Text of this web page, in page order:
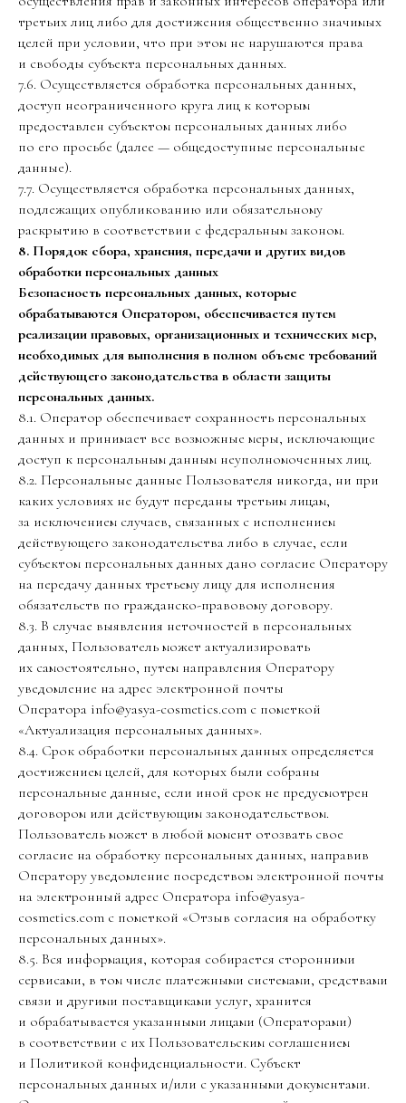
третьих лиц либо для достижения общественно значимых
целей при условии, что при этом не нарушаются права
и свободы субъекта персональных данных.
7.6. Осуществляется обработка персональных данных,
доступ неограниченного круга лиц к которым
предоставлен субъектом персональных данных либо
по его просьбе (далее — общедоступные персональные
данные).
7.7. Осуществляется обработка персональных данных,
подлежащих опубликованию или обязательному
раскрытию в соответствии с федеральным законом.
8. Порядок сбора, хранения, передачи и других видов
обработки персональных данных
Безопасность персональных данных, которые
обрабатываются Оператором, обеспечивается путем
реализации правовых, организационных и технических мер,
необходимых для выполнения в полном объеме требований
действующего законодательства в области защиты
персональных данных.
8.1. Оператор обеспечивает сохранность персональных
данных и принимает все возможные меры, исключающие
доступ к персональным данным неуполномоченных лиц.
8.2. Персональные данные Пользователя никогда, ни при
каких условиях не будут переданы третьим лицам,
за исключением случаев, связанных с исполнением
действующего законодательства либо в случае, если
субъектом персональных данных дано согласие Оператору
на передачу данных третьему лицу для исполнения
обязательств по гражданско-правовому договору.
8.3. В случае выявления неточностей в персональных
данных, Пользователь может актуализировать
их самостоятельно, путем направления Оператору
уведомление на адрес электронной почты
Оператора info@yasya-cosmetics.com с пометкой
«Актуализация персональных данных».
8.4. Срок обработки персональных данных определяется
достижением целей, для которых были собраны
персональные данные, если иной срок не предусмотрен
договором или действующим законодательством.
Пользователь может в любой момент отозвать свое
согласие на обработку персональных данных, направив
Оператору уведомление посредством электронной почты
на электронный адрес Оператора info@yasya-
cosmetics.com с пометкой «Отзыв согласия на обработку
персональных данных».
8.5. Вся информация, которая собирается сторонними
сервисами, в том числе платежными системами, средствами
связи и другими поставщиками услуг, хранится
и обрабатывается указанными лицами (Операторами)
в соответствии с их Пользовательским соглашением
и Политикой конфиденциальности. Субъект
персональных данных и/или с указанными документами.